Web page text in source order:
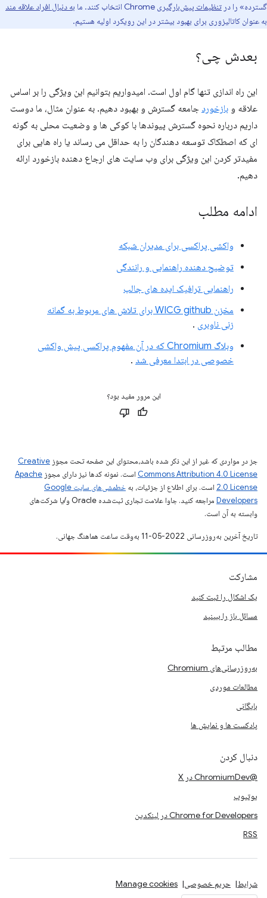
گسترده» را در تنظیمات پیش‌بارگیری
به دنبال افراد علاقه مند
به عنوان کاتالیزوری برای بهبود بیشتر در این رویکرد اولیه هستیم.
بعدش چی؟
این راه اندازی تنها گام اول است. امیدواریم بتوانیم این ویژگی را بر اساس
علاقه و بازخورد جامعه گسترش و بهبود دهیم. به عنوان مثال، ما دوست
داریم درباره نحوه گسترش پیوندها با کوکی ها و وضعیت محلی به گونه
ای که اصطکاک توسعه دهندگان را به حداقل می رساند یا راه هایی برای
مفیدتر کردن این ویژگی برای وب سایت های ارجاع دهنده بازخورد ارائه
دهیم.
ادامه مطلب
واکشی پراکسی برای مدیران شبکه
توضیح دهنده راهنمایی و رانندگی
راهنمایی ترافیک ایده های جالب
مخزن WICG github برای تلاش های مربوط به گمانه
زنی ناوبری .
وبلاگ Chromium که در آن مفهوم پراکسی پیش واکشی
خصوصی در ابتدا معرفی شد .
این مرور مفید بود؟
جز در مواردی که غیر از این ذکر شده باشد،‌محتوای این صفحه تحت مجوز Creative
Commons Attribution 4.0 License است. نمونه کدها نیز دارای مجوز Apache
2.0 License است. برای اطلاع از جزئیات، به
خطمشی‌های سایت Google
Developers‏
مراجعه کنید. جاوا علامت تجاری ثبت‌شده Oracle و/یا شرکت‌های
وابسته به آن است.
تاریخ آخرین به‌روزرسانی 2022-05-11 به‌وقت ساعت هماهنگ جهانی.
مشارکت
یک اشکال را ثبت کنید
مسائل باز را ببینید
مطالب مرتبط
به‌روزرسانی‌های Chromium
مطالعات موردی
بایگانی
پادکست ها و نمایش ها
دنبال کردن
@ChromiumDev در X
یوتیوب
Chrome for Developers در لینکدین
RSS
شرایط حریم خصوصی Manage cookies